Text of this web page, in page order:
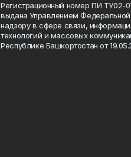
Регистрационный номер ПИ ТУ02-
выдана Управлением
надзору в сфере связи,
технологий и массовых
Республике Башкортостан от